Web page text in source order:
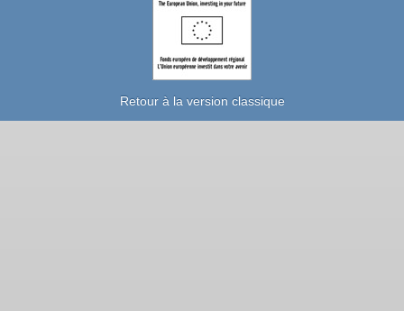
Retour à la version classique